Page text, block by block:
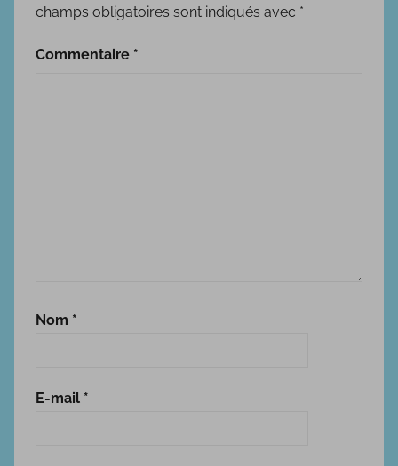
i
champs obligatoires sont indiqués avec *
Commentaire *
Nom *
E-mail *